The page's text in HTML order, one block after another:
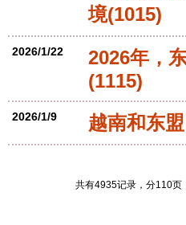
境(1015)
2026/1/22
2026年，
(1115)
2026/1/9 越南和东
共有4935记录，分110页